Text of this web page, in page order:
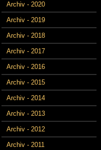
Archiv - 2020
Archiv - 2019
Archiv - 2018
Archiv - 2017
Archiv - 2016
Archiv - 2015
Archiv - 2014
Archiv - 2013
Archiv - 2012
Archiv - 2011